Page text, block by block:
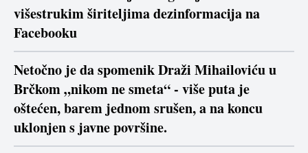
višestrukim širiteljima dezinformacija na
Facebooku
Netočno je da spomenik Draži Mihailoviću u
Brčkom „nikom ne smeta“ - više puta je
oštećen, barem jednom srušen, a na koncu
uklonjen s javne površine.